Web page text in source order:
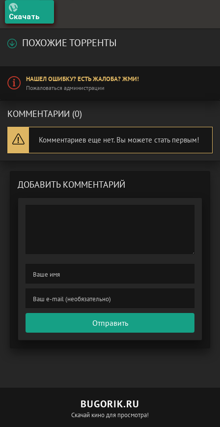
Скачать
ПОХОЖИЕ ТОРРЕНТЫ
НАШЕЛ ОШИБКУ? ЕСТЬ ЖАЛОБА? ЖМИ!
Пожаловаться администрации
КОММЕНТАРИИ (0)
Комментариев еще нет. Вы можете стать первым!
ДОБАВИТЬ КОММЕНТАРИЙ
Отправить
BUGORIK.RU
Скачай кино для просмотра!